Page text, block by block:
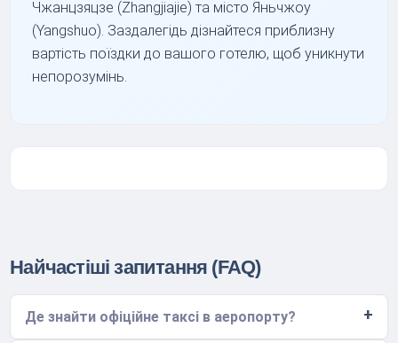
Чжанцзяцзе (Zhangjiajie) та місто Яньчжоу
(Yangshuo). Заздалегідь дізнайтеся приблизну
вартість поїздки до вашого готелю, щоб уникнути
непорозумінь.
Найчастіші запитання (FAQ)
Де знайти офіційне таксі в аеропорту?